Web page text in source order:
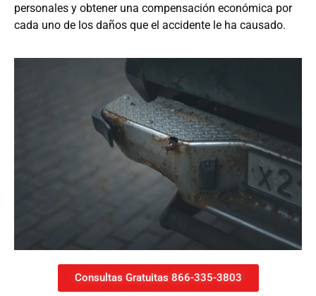
personales y obtener una compensación económica por
cada uno de los daños que el accidente le ha causado.
Consultas Gratuitas 866-335-3803